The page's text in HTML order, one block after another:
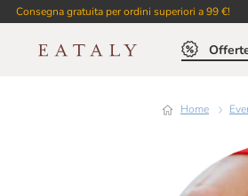
Consegna gratuita per ordini superiori a 99 €!
Home